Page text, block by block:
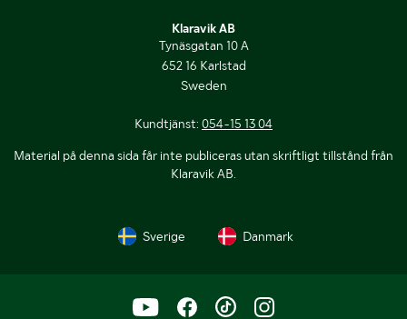
Klaravik AB
Tynäsgatan 10 A
652 16 Karlstad
Sweden
Kundtjänst: 054-15 13 04
Material på denna sida får inte publiceras utan skriftligt tillstånd från
Klaravik AB.
Sverige Danmark